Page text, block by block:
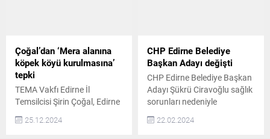
Çoğal’dan ‘Mera alanına
köpek köyü kurulmasına’
tepki
TEMA Vakfı Edirne İl
Temsilcisi Şirin Çoğal, Edirne
Gencan Akın’ın Edirne
25.12.2024
CHP Edirne Belediye
Başkan Adayı değişti
CHP Edirne Belediye Başkan
Adayı Şükrü Ciravoğlu sağlık
sorunları nedeniyle
ardından, Edirne Belediye
22.02.2024